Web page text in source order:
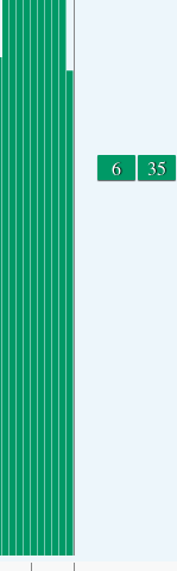
6 35